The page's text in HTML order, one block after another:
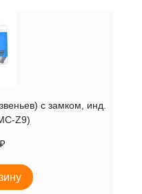
с замком, инд.
Z9)
₽